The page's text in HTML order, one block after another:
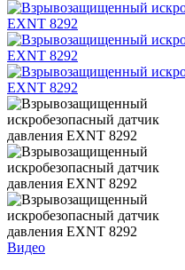
Видео